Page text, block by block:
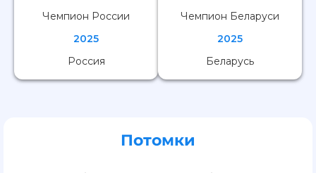
Чемпион России
2025
Россия
Чемпион Беларуси
2025
Беларусь
Потомки